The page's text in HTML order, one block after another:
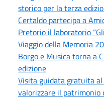
storico per la terza
Certaldo partecipa a
Pretorio il laboratorio
Viaggio della Memoria
Borgo e Musica torna a
edizione
Visita guidata gratuita
valorizzare il